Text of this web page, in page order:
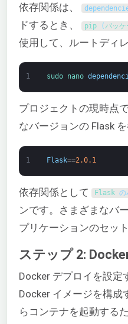
依存関係は、
ドするとき、
pip (パッケ
使用して、ルートディ
1 sudo nano
プロジェクトの現時点
なバージョンの Flask
1 Flask==2.0.1
依存関係として Flask の
ンです。さまざまなバ
プリケーションのセッ
ステップ 2:
Docker デプロイを設
Docker イメージを構
らコンテナを起動する